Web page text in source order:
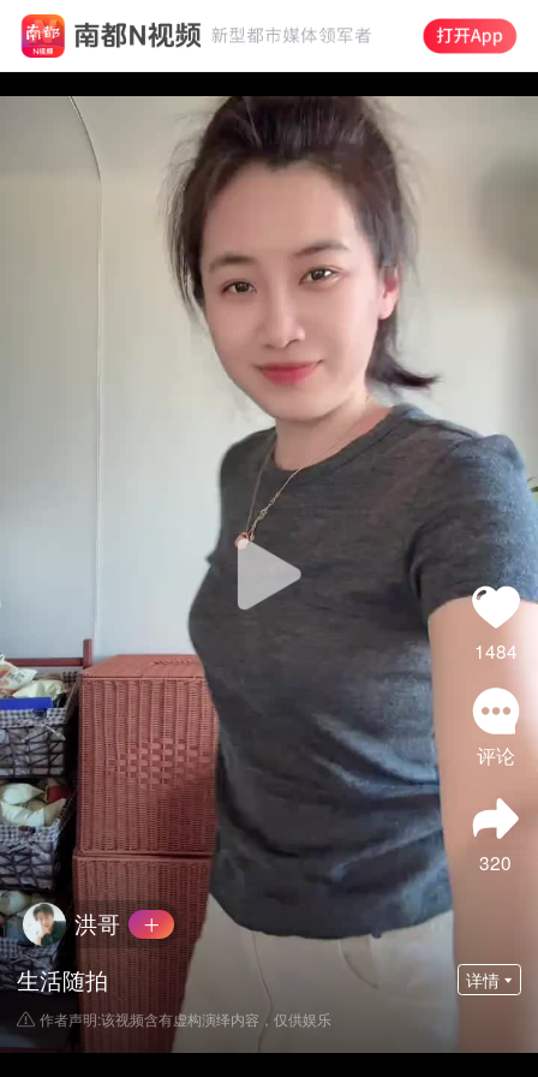
1484
评论
320
洪哥
生活随拍
详情
作者声明:该视频含有虚构演绎内容，仅供娱乐